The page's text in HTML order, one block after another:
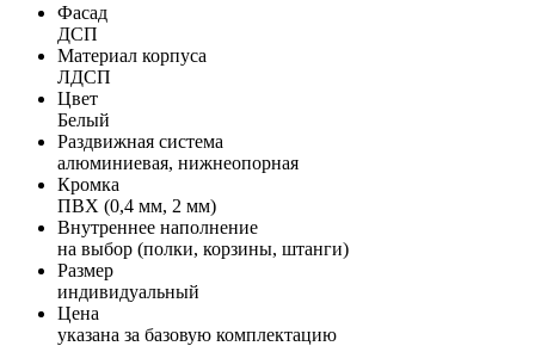
Фасад
ДСП
Материал корпуса
ЛДСП
Цвет
Белый
Раздвижная система
алюминиевая, нижнеопорная
Кромка
ПВХ (0,4 мм, 2 мм)
Внутреннее наполнение
на выбор (полки, корзины, штанги)
Размер
индивидуальный
Цена
указана за базовую комплектацию